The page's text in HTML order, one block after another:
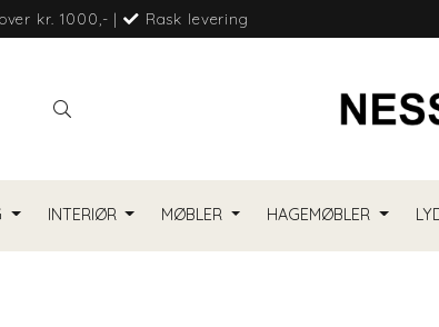
kr. 1000,- | Rask levering
INTERIØR MØBLER HAGEMØBLER